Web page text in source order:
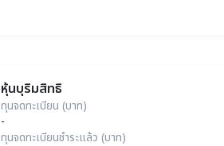
หุ้นบุริมสิทธิ
ทุนจดทะเบียน (บาท)
-
ทุนจดทะเบียนชำระแล้ว (บาท)